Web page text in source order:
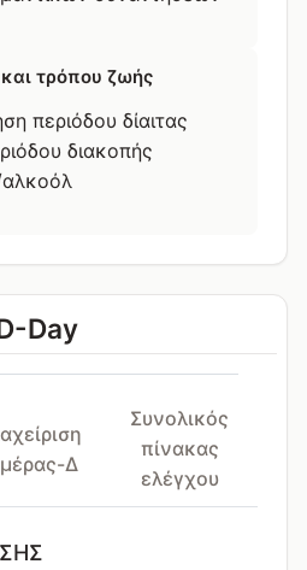
και τρόπου ζωής
περιόδου δίαιτας
διακοπής
Day
Δ
Συνολικός
πίνακας
ελέγχου